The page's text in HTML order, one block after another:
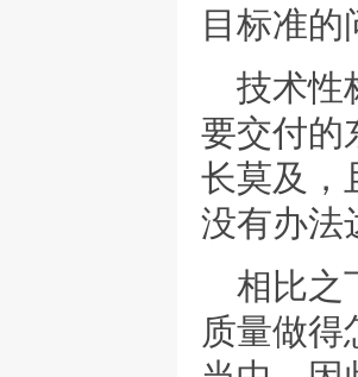
目标准的
技术性
要交付的
长莫及，
没有办法
相比之
质量做得